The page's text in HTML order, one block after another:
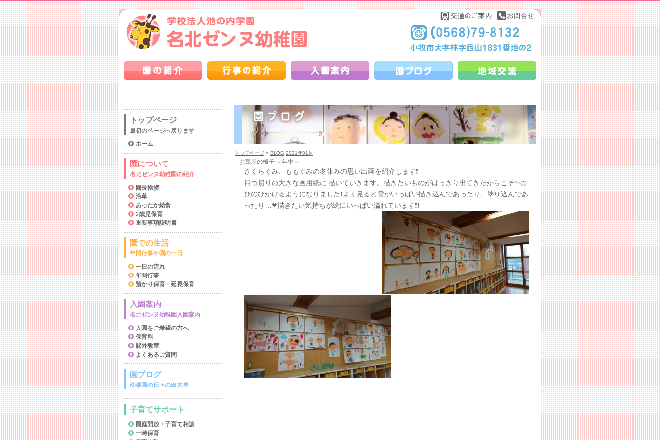
トップページ » BLOG 2021年01月
お部屋の様子 ～年中～
さくらぐみ、ももぐみの冬休みの思い出画を紹介します❗
四つ切りの大きな画用紙に 描いていきます。描きたいものがはっきり出てきたからこそ✨の
びのびかけるようになりました❗よく見ると雪がいっぱい描き込んであったり、塗り込んであ
ったり…❤描きたい気持ちが絵にいっぱい溢れています❗❗
トップページ
最初のページへ戻ります
ホーム
園について
名北ゼンヌ幼稚園の紹介
園長挨拶
沿革
あったか給食
2歳児保育
重要事項説明書
園での生活
年間行事や園の一日
一日の流れ
年間行事
預かり保育・延長保育
入園案内
名北ゼンヌ幼稚園入園案内
入園をご希望の方へ
保育料
課外教室
よくあるご質問
園ブログ
幼稚園の日々の出来事
子育てサポート
園庭開放・子育て相談
一時保育